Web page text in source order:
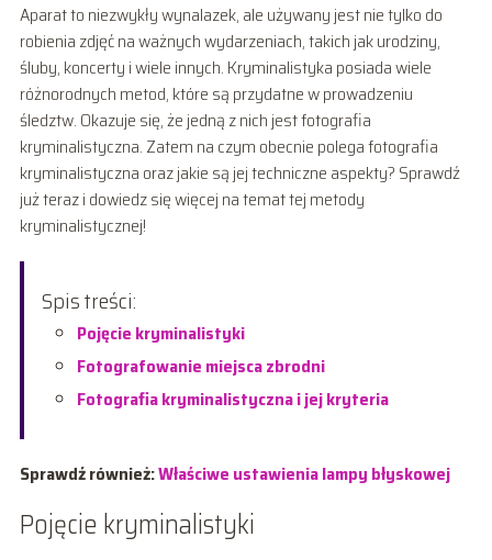
Aparat to niezwykły wynalazek, ale używany jest nie tylko do
robienia zdjęć na ważnych wydarzeniach, takich jak urodziny,
śluby, koncerty i wiele innych. Kryminalistyka posiada wiele
różnorodnych metod, które są przydatne w prowadzeniu
śledztw. Okazuje się, że jedną z nich jest fotografia
kryminalistyczna. Zatem na czym obecnie polega fotografia
kryminalistyczna oraz jakie są jej techniczne aspekty? Sprawdź
już teraz i dowiedz się więcej na temat tej metody
kryminalistycznej!
Spis treści:
Pojęcie kryminalistyki
Fotografowanie miejsca zbrodni
Fotografia kryminalistyczna i jej kryteria
Sprawdź również:Właściwe ustawienia lampy błyskowej
Pojęcie kryminalistyki